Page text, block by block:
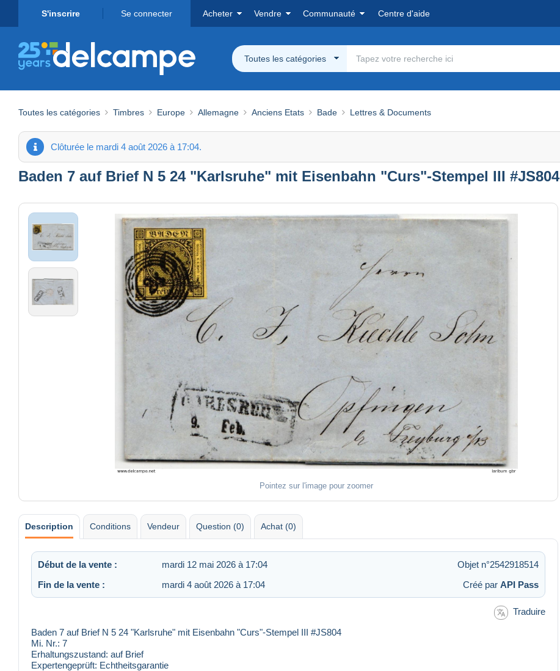
S'inscrire Se connecter Acheter Vendre Communauté Centre d'aide
Toutes les catégories
Toutes les catégories Timbres Europe Allemagne Anciens Etats Bade Lettres & Documents
Clôturée le mardi 4 août 2026 à 17:04.
Baden 7 auf Brief N 5 24 "Karlsruhe" mit Eisenbahn "Curs"-Stempel III #JS804
Pointez sur l'image pour zoomer
Description Conditions Vendeur Question (0) Achat (0)
Début de la vente : mardi 12 mai 2026 à 17:04
Objet n°2542918514
Fin de la vente :
mardi 4 août 2026 à 17:04 Créé par API Pass
Traduire
Baden 7 auf Brief N 5 24 "Karlsruhe" mit Eisenbahn "Curs"-Stempel III #JS804
Mi. Nr.: 7
Erhaltungszustand: auf Brief
Expertengeprüft: Echtheitsgarantie